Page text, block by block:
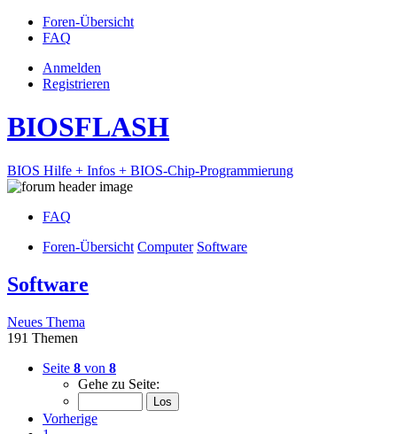
Foren-Übersicht
FAQ
Anmelden
Registrieren
BIOSFLASH
BIOS Hilfe + Infos + BIOS-Chip-Programmierung
FAQ
Foren-Übersicht Computer Software
Software
Neues Thema
191 Themen
Seite 8 von 8
Gehe zu Seite:
Vorherige